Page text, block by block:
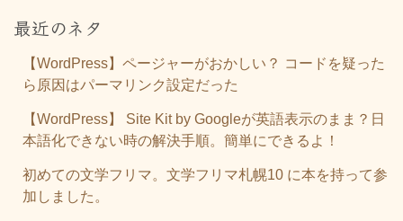
最近のネタ
【WordPress】ページャーがおかしい？ コードを疑った
ら原因はパーマリンク設定だった
【WordPress】 Site Kit by Googleが英語表示のまま？日
本語化できない時の解決手順。簡単にできるよ！
初めての文学フリマ。文学フリマ札幌10 に本を持って参
加しました。